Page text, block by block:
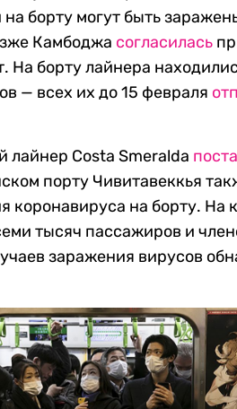
борту могут быть
Камбоджа согласилась
На борту лайнера
— всех их до 15 февраля
лайнер Costa Smeralda
порту Чивитавеккья
коронавируса на борту. На
тысяч пассажиров и
заражения вирусов